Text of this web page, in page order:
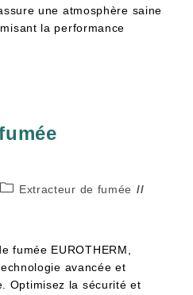
une atmosphère saine
la performance
Extracteur de fumée
fumée EUROTHERM,
avancée et
Optimisez la sécurité et